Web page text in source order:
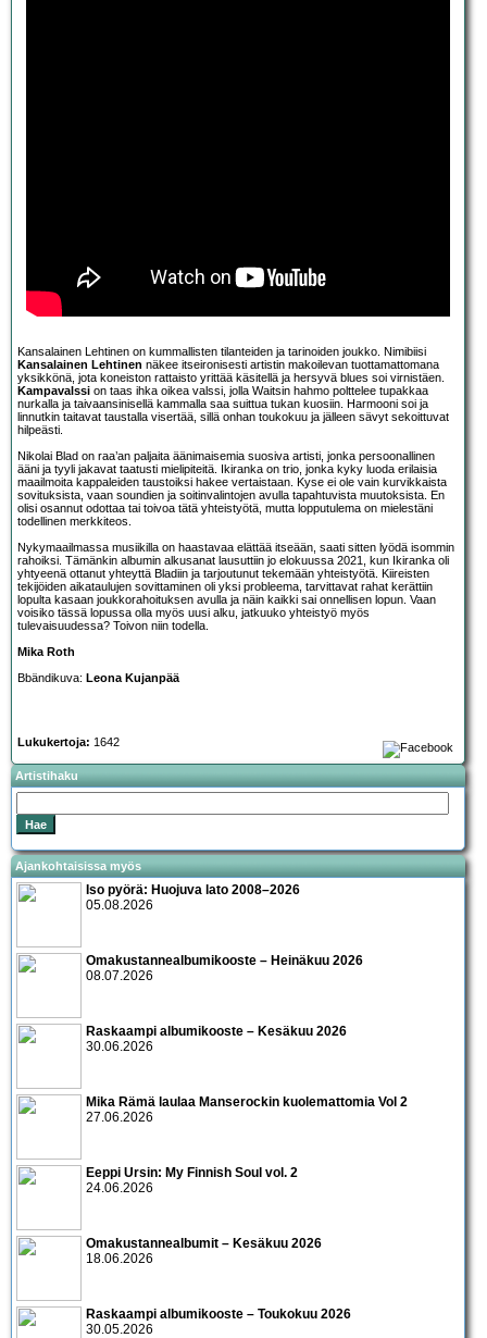
Kansalainen Lehtinen on kummallisten tilanteiden ja tarinoiden joukko. Nimibiisi
Kansalainen Lehtinen näkee itseironisesti artistin makoilevan tuottamattomana
yksikkönä, jota koneiston rattaisto yrittää käsitellä ja hersyvä blues soi virnistäen.
Kampavalssi on taas ihka oikea valssi, jolla Waitsin hahmo polttelee tupakkaa
nurkalla ja taivaansinisellä kammalla saa suittua tukan kuosiin. Harmooni soi ja
linnutkin taitavat taustalla visertää, sillä onhan toukokuu ja jälleen sävyt sekoittuvat
hilpeästi.
Nikolai Blad on raa’an paljaita äänimaisemia suosiva artisti, jonka persoonallinen
ääni ja tyyli jakavat taatusti mielipiteitä. Ikiranka on trio, jonka kyky luoda erilaisia
maailmoita kappaleiden taustoiksi hakee vertaistaan. Kyse ei ole vain kurvikkaista
sovituksista, vaan soundien ja soitinvalintojen avulla tapahtuvista muutoksista. En
olisi osannut odottaa tai toivoa tätä yhteistyötä, mutta lopputulema on mielestäni
todellinen merkkiteos.
Nykymaailmassa musiikilla on haastavaa elättää itseään, saati sitten lyödä isommin
rahoiksi. Tämänkin albumin alkusanat lausuttiin jo elokuussa 2021, kun Ikiranka oli
yhtyeenä ottanut yhteyttä Bladiin ja tarjoutunut tekemään yhteistyötä. Kiireisten
tekijöiden aikataulujen sovittaminen oli yksi probleema, tarvittavat rahat kerättiin
lopulta kasaan joukkorahoituksen avulla ja näin kaikki sai onnellisen lopun. Vaan
voisiko tässä lopussa olla myös uusi alku, jatkuuko yhteistyö myös
tulevaisuudessa? Toivon niin todella.
Mika Roth
Bbändikuva: Leona Kujanpää
Lukukertoja: 1642
Artistihaku
Ajankohtaisissa myös
Iso pyörä: Huojuva lato 2008–2026
05.08.2026
Omakustannealbumikooste – Heinäkuu 2026
08.07.2026
Raskaampi albumikooste – Kesäkuu 2026
30.06.2026
Mika Rämä laulaa Manserockin kuolemattomia Vol 2
27.06.2026
Eeppi Ursin: My Finnish Soul vol. 2
24.06.2026
Omakustannealbumit – Kesäkuu 2026
18.06.2026
Raskaampi albumikooste – Toukokuu 2026
30.05.2026